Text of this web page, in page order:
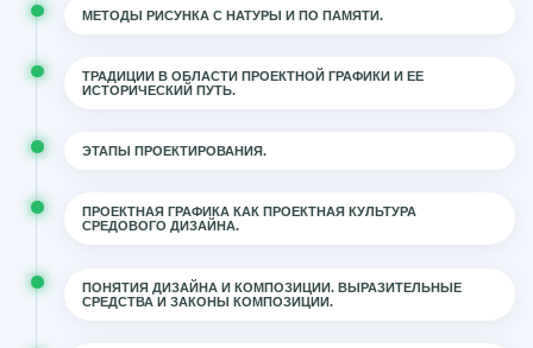
МЕТОДЫ РИСУНКА С НАТУРЫ И ПО ПАМЯТИ.
ТРАДИЦИИ В ОБЛАСТИ ПРОЕКТНОЙ ГРАФИКИ И ЕЕ
ИСТОРИЧЕСКИЙ ПУТЬ.
ЭТАПЫ ПРОЕКТИРОВАНИЯ.
ПРОЕКТНАЯ ГРАФИКА КАК ПРОЕКТНАЯ КУЛЬТУРА
СРЕДОВОГО ДИЗАЙНА.
ПОНЯТИЯ ДИЗАЙНА И КОМПОЗИЦИИ. ВЫРАЗИТЕЛЬНЫЕ
СРЕДСТВА И ЗАКОНЫ КОМПОЗИЦИИ.